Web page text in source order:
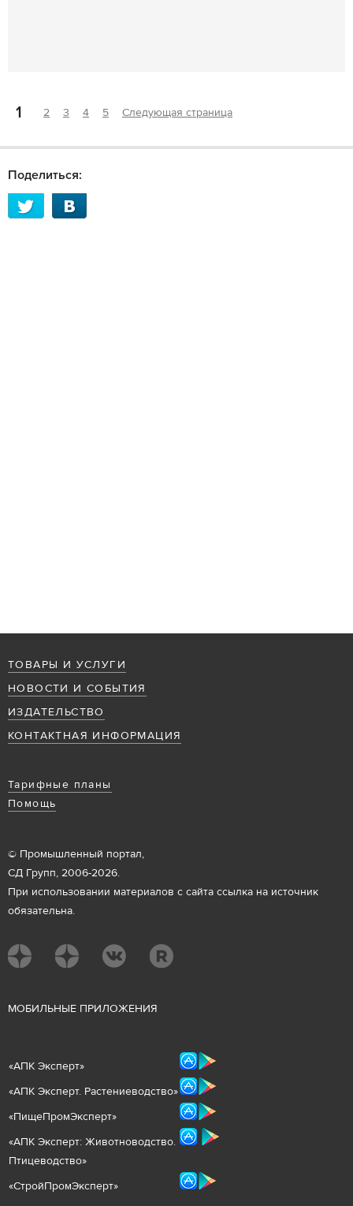
1 2 3 4 5 Следующая страница
Поделиться:
ТОВАРЫ И УСЛУГИ
НОВОСТИ И СОБЫТИЯ
ИЗДАТЕЛЬСТВО
КОНТАКТНАЯ ИНФОРМАЦИЯ
Тарифные планы
Помощь
© Промышленный портал,
СД Групп, 2006-2026.
При использовании материалов с сайта ссылка на источник
обязательна.
МОБИЛЬНЫЕ ПРИЛОЖЕНИЯ
«АПК Эксперт»
«АПК Эксперт. Растениеводство»
«ПищеПромЭксперт»
«АПК Эксперт: Животноводство.
Птицеводство»
«СтройПромЭксперт»